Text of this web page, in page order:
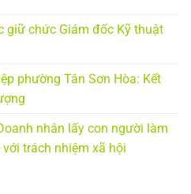
giữ chức Giám đốc Kỹ thuật
phường Tân Sơn Hòa: Kết
nhân lấy con người làm
trách nhiệm xã hội